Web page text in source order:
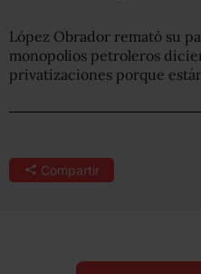
López Obrador remató su
monopolios petroleros
privatizaciones porque
Compartir